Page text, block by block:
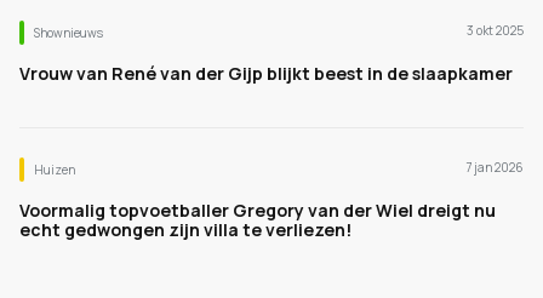
Shownieuws 3 okt 2025
Vrouw van René van der Gijp blijkt beest in de slaapkamer
Huizen 7 jan 2026
Voormalig topvoetballer Gregory van der Wiel dreigt nu
echt gedwongen zijn villa te verliezen!